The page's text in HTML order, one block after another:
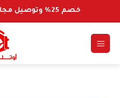
للمحتوى
خصم 25% وتوصيل مجاني على الطلبات +300 درهم